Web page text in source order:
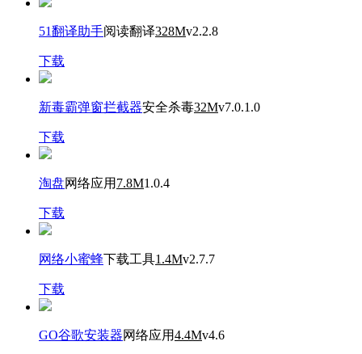
51翻译助手阅读翻译328Mv2.2.8
下载
新毒霸弹窗拦截器安全杀毒32Mv7.0.1.0
下载
淘盘网络应用 7.8M1.0.4
下载
网络小蜜蜂下载工具1.4Mv2.7.7
下载
GO谷歌安装器网络应用4.4Mv4.6